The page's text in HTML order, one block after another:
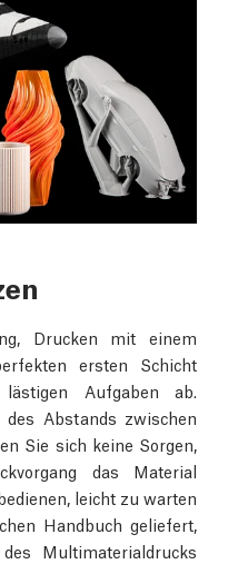
Drucken mit einem
ersten Schicht
Aufgaben ab.
Abstands zwischen
Sie sich keine Sorgen,
das Material
leicht zu warten
Handbuch geliefert,
Multimaterialdrucks